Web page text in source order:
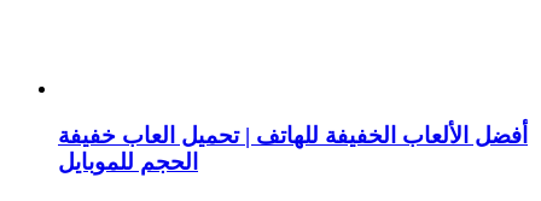
أفضل الألعاب الخفيفة للهاتف | تحميل العاب خفيفة
الحجم للموبايل